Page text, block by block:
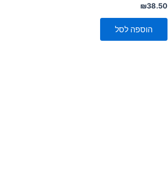
דורג
0
מתוך
₪38.50
הוספה לסל